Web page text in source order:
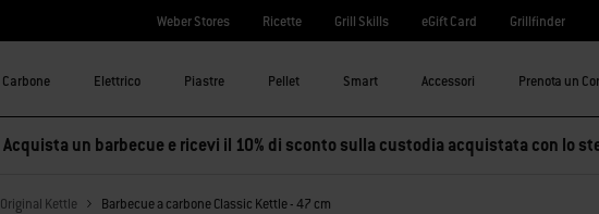
Weber Stores Ricette Grill Skills eGift Card Grillfinder
Carbone Elettrico Piastre Pellet Smart Accessori Prenota un
Acquista un barbecue e ricevi il 10% di sconto sulla custodia acquistata con lo
Original Kettle Barbecue a carbone Classic Kettle - 47 cm